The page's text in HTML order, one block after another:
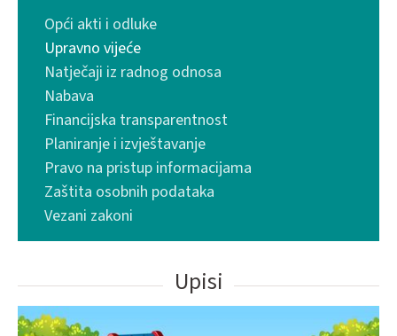
Opći akti i odluke
Upravno vijeće
Natječaji iz radnog odnosa
Nabava
Financijska transparentnost
Planiranje i izvještavanje
Pravo na pristup informacijama
Zaštita osobnih podataka
Vezani zakoni
Upisi